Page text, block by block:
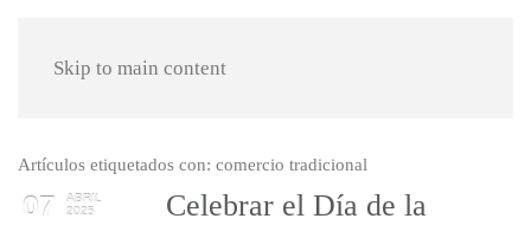
Skip to main content
Artículos etiquetados con: comercio tradicional
07
ABRIL
2025
Celebrar el Día de la